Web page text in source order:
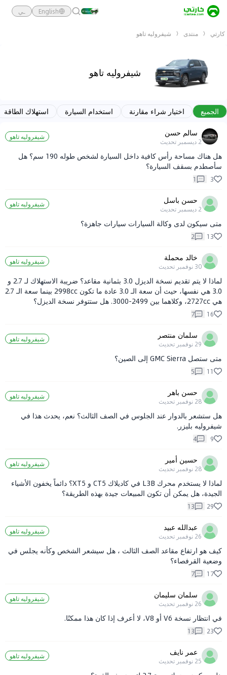
English ـي
كارتي منتدى شيفروليه تاهو
شيفروليه تاهو
الجميع اختيار شراء مقارنة استخدام السيارة
استهلاك الطاقة
سالم حسن
2 ديسمبر تحديث
شيفروليه تاهو
هل هناك مساحة رأس كافية داخل السيارة لشخص طوله 190 سم؟ هل
سأصطدم بسقف السيارة؟
3
1
حسن باسل
2 ديسمبر تحديث
شيفروليه تاهو
متى سيكون لدى وكالة السيارات سيارات جاهزة؟
13
2
خالد محملة
30 نوفمبر تحديث
شيفروليه تاهو
لماذا لا يتم تقديم نسخة الديزل 3.0 بثمانية مقاعد؟ ضريبة الاستهلاك لـ 2.7 و
3.0 هي نفسها، حيث أن سعة الـ 3.0 عادة ما تكون 2998cc بينما سعة الـ 2.7
هي 2727cc، وكلاهما بين 2499-3000. هل ستتوفر نسخة الديزل؟
16
7
سلمان منتصر
29 نوفمبر تحديث
شيفروليه تاهو
متى ستصل GMC Sierra إلى الصين؟
11
5
حسن باهر
28 نوفمبر تحديث
شيفروليه تاهو
هل ستشعر بالدوار عند الجلوس في الصف الثالث؟ نعم، يحدث هذا في
شيفروليه بليزر.
9
4
حسين أمير
28 نوفمبر تحديث
شيفروليه تاهو
لماذا لا يستخدم محرك L3B في كاديلاك CT5 و XT5؟ دائماً يخفون الأشياء
الجيدة، هل يمكن أن تكون المبيعات جيدة بهذه الطريقة؟
29
13
عبدالله عبيد
26 نوفمبر تحديث
شيفروليه تاهو
كيف هو ارتفاع مقاعد الصف الثالث ، هل سيشعر الشخص وكأنه يجلس في
وضعية القرفصاء؟
17
7
سلمان سليمان
26 نوفمبر تحديث
شيفروليه تاهو
في انتظار نسخة V6 أو V8، لا أعرف إذا كان هذا ممكنًا.
23
13
عمر نايف
25 نوفمبر تحديث
شيفروليه تاهو